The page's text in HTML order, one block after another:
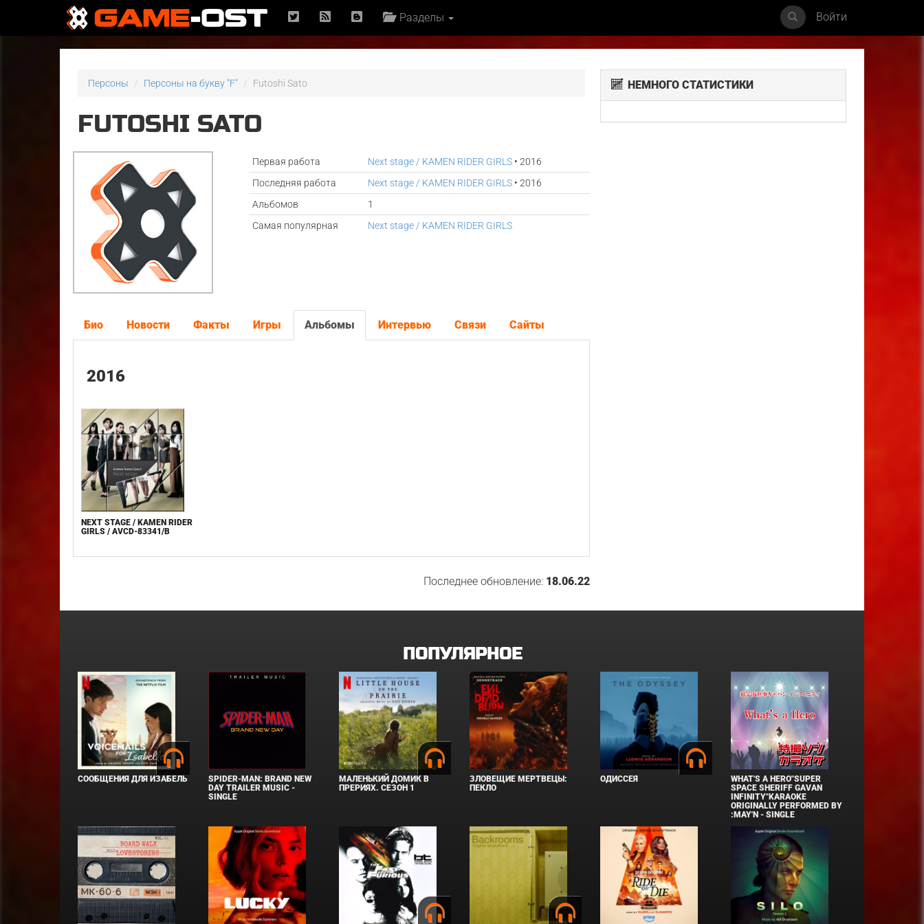
Разделы Войти
Персоны Персоны на букву "F" Futoshi Sato
FUTOSHI SATO
Первая работа Next stage / KAMEN RIDER GIRLS• 2016
Последняя работа
Next stage / KAMEN RIDER GIRLS• 2016
Альбомов
1
Самая популярная
Next stage / KAMEN RIDER GIRLS
Био Новости Факты Игры Альбомы Интервью Связи Сайты
2016
NEXT STAGE / KAMEN RIDER
GIRLS / AVCD-83341/B
Последнее обновление: 18.06.22
НЕМНОГО СТАТИСТИКИ
ПОПУЛЯРНОЕ
СООБЩЕНИЯ ДЛЯ ИЗАБЕЛЬ
SPIDER-MAN: BRAND NEW
DAY TRAILER MUSIC -
SINGLE
МАЛЕНЬКИЙ ДОМИК В
ПРЕРИЯХ. СЕЗОН 1
ЗЛОВЕЩИЕ МЕРТВЕЦЫ:
ПЕКЛО
ОДИССЕЯ
WHAT'S A HERO"SUPER
SPACE SHERIFF GAVAN
INFINITY"KARAOKE
ORIGINALLY PERFORMED BY
:MAY'N - SINGLE